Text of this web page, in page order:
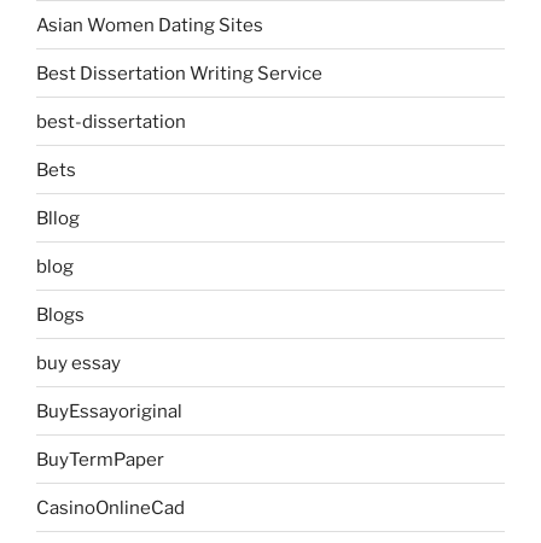
Asian Women Dating Sites
Best Dissertation Writing Service
best-dissertation
Bets
Bllog
blog
Blogs
buy essay
BuyEssayoriginal
BuyTermPaper
CasinoOnlineCad